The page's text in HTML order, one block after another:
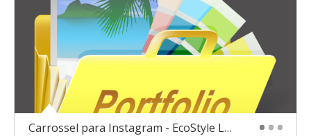
Carrossel para Instagram - EcoStyle Loja de roupa